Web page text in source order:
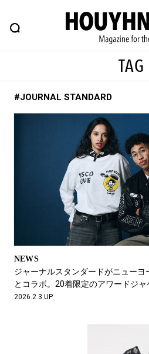
FEATURE BLOG
ヒップなファッション、カルチャー、
#注目のタグ
#SHOPPING ADDICT
#ESSENTIAL DESIGNS #古
#NEW VINTAGE #マイナー
#路地裏てぃーん。
#GH 銘品の所以 #フイナム
#Commune H #FOCUS IT
#ととけん #FASHION
#LIFESTYLE
#SPORTS #HANDSOME
TAG
#JOURNAL STANDARD
NEWS
ジャーナルスタンダードがニューヨ
とコラボ。20着限定のアワードジャ
2026.2.3 UP